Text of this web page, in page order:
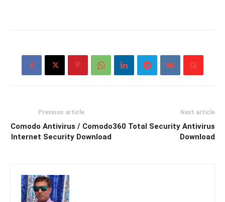
Previous article
Comodo Antivirus / Comodo
Internet Security Download
Next article
360 Total Security Antivirus
Download